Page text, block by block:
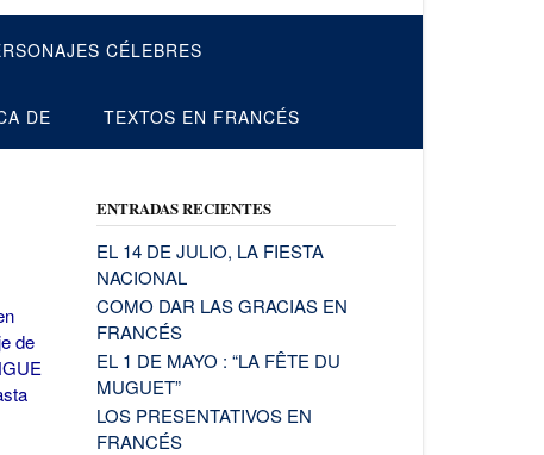
CÉLEBRES
DE TEXTOS EN FRANCÉS
de
ENTRADAS RECIENTES
EL 14 DE JULIO, LA FIESTA
NACIONAL
COMO DAR LAS GRACIAS EN
FRANCÉS
EL 1 DE MAYO : “LA FÊTE DU
MUGUET”
LOS PRESENTATIVOS EN
FRANCÉS